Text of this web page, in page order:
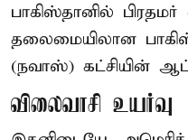
பாகிஸ்தானில்
தலைமையிலான
(நவாஸ்) கட்சியின்
விலைவாசி உயர்வு